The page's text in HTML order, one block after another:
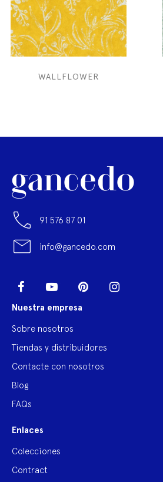
WALLFLOWER
91 576 87 01
info@gancedo.com
Facebook YouTube Pinterest
Nuestra empresa
Sobre nosotros
Tiendas y distribuidores
Contacte con nosotros
Blog
FAQs
Enlaces
Colecciones
Contract